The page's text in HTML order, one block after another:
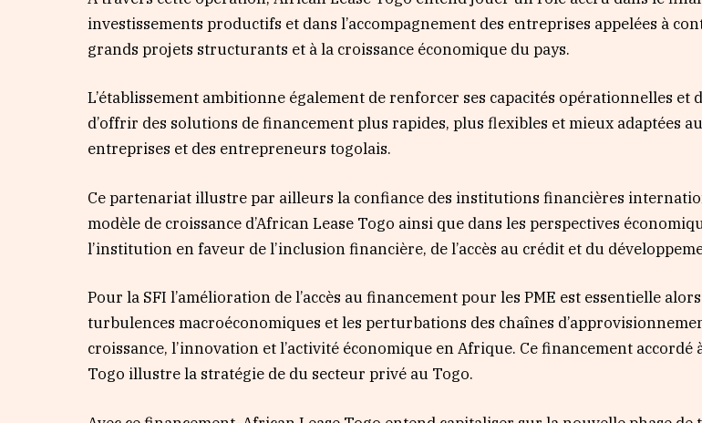
investissements productifs et dans l’accompagnement des entreprises appelées à
grands projets structurants et à la croissance économique du pays.
L’établissement ambitionne également de renforcer ses capacités opérationnelles et
d’offrir des solutions de financement plus rapides, plus flexibles et mieux adaptées
entreprises et des entrepreneurs togolais.
Ce partenariat illustre par ailleurs la confiance des institutions financières
modèle de croissance d’African Lease Togo ainsi que dans les perspectives
l’institution en faveur de l’inclusion financière, de l’accès au crédit et du
Pour la SFI l’amélioration de l’accès au financement pour les PME est essentielle
turbulences macroéconomiques et les perturbations des chaînes
croissance, l’innovation et l’activité économique en Afrique. Ce financement accordé
Togo illustre la stratégie de du secteur privé au Togo.